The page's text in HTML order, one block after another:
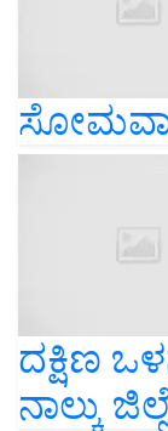
ದಕ್ಷಿಣ
ನಾಲ್ಕು